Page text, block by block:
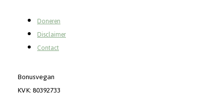
Doneren
Disclaimer
Contact
Bonusvegan
KVK: 80392733